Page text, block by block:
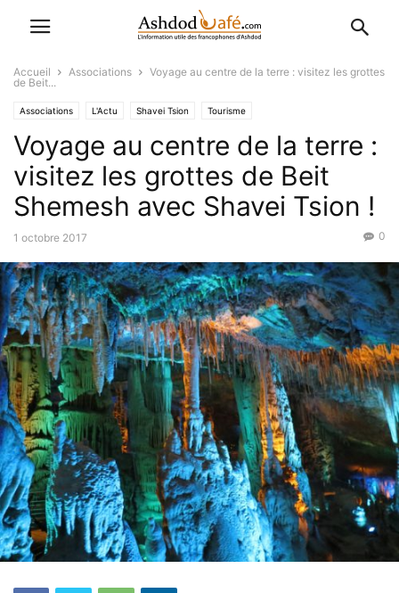
Accueil Associations
Voyage au centre de la terre : visitez les grottes
de Beit...
Associations L'Actu Shavei Tsion Tourisme
Voyage au centre de la terre :
visitez les grottes de Beit
Shemesh avec Shavei Tsion !
1 octobre 2017 0